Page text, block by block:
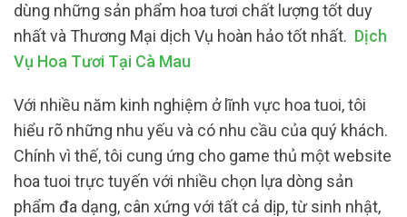
dùng những sản phẩm hoa tươi chất lượng tốt duy
nhất và Thương Mại dịch Vụ hoàn hảo tốt nhất. Dịch
Vụ Hoa Tươi Tại Cà Mau
Với nhiều năm kinh nghiệm ở lĩnh vực hoa tuoi, tôi
hiểu rõ những nhu yếu và có nhu cầu của quý khách.
Chính vì thế, tôi cung ứng cho game thủ một website
hoa tuoi trực tuyến với nhiều chọn lựa dòng sản
phẩm đa dạng, cân xứng với tất cả dịp, từ sinh nhật,